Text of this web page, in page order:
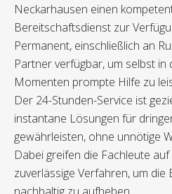
Neckarhausen einen
Bereitschaftsdienst zur
Permanent, einschließlich an
Partner verfügbar, um selbst in
Momenten prompte Hilfe zu
Der 24-Stunden-Service ist
instantane Lösungen für
gewährleisten, ohne unnötige
Dabei greifen die Fachleute
zuverlässige Verfahren, um die